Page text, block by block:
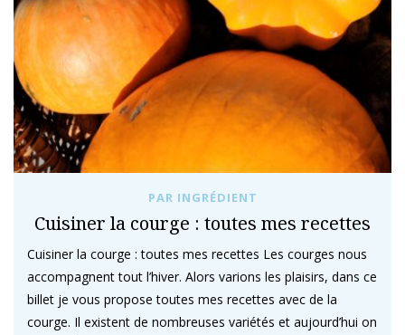
PAR INGRÉDIENT
Cuisiner la courge : toutes mes recettes
Cuisiner la courge : toutes mes recettes Les courges nous
accompagnent tout l’hiver. Alors varions les plaisirs, dans ce
billet je vous propose toutes mes recettes avec de la
courge. Il existent de nombreuses variétés et aujourd’hui on